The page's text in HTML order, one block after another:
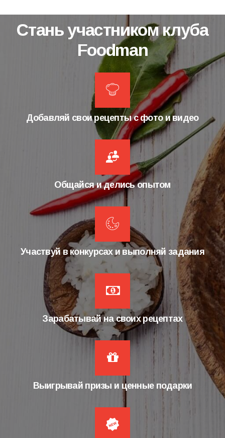
Стань участником клуба
Foodman
Добавляй свои рецепты с фото и видео
Общайся и делись опытом
Участвуй в конкурсах и выполняй задания
Зарабатывай на своих рецептах
Выигрывай призы и ценные подарки